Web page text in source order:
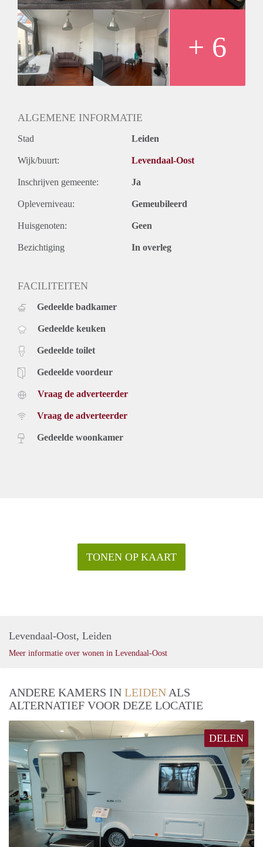
G/W/E TV, internet en gemeentelijke heffingen.
LET OP! UITSLUITEND REAGEREN VIA DE
BANNER PLAN EEN BEZICHTIGING!
+ 6
ALGEMENE INFORMATIE
Stad Leiden
Wijk/buurt: Levendaal-Oost
Inschrijven gemeente: Ja
Opleverniveau: Gemeubileerd
Huisgenoten: Geen
Bezichtiging In overleg
FACILITEITEN
Gedeelde badkamer
Gedeelde keuken
Gedeelde toilet
Gedeelde voordeur
Vraag de adverteerder
Vraag de adverteerder
Gedeelde woonkamer
TONEN OP KAART
Levendaal-Oost, Leiden
Meer informatie over wonen in Levendaal-Oost
ANDERE KAMERS IN LEIDEN ALS
ALTERNATIEF VOOR DEZE LOCATIE
DELEN